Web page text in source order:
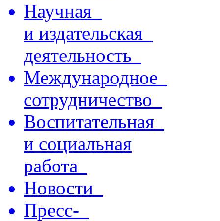
Научная
и издательская
деятельность
Международное
сотрудничество
Воспитательная
и социальная
работа
Новости
Пресс-